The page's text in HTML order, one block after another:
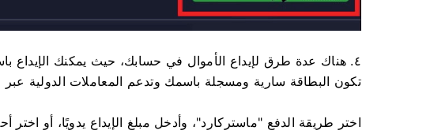
٤. هناك عدة طرق لإيداع الأموال في حسابك، حيث يمكنك الإيداع
تكون البطاقة سارية ومسجلة باسمك وتدعم المعاملات الدولية عبر
اختر طريقة الدفع "ماستركارد"، وأدخل مبلغ الإيداع يدويًا، أو اختر